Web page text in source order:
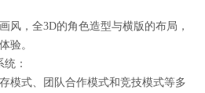
风，全3D的角色造型与横版的布局，
验。
：
模式、团队合作模式和竞技模式等多